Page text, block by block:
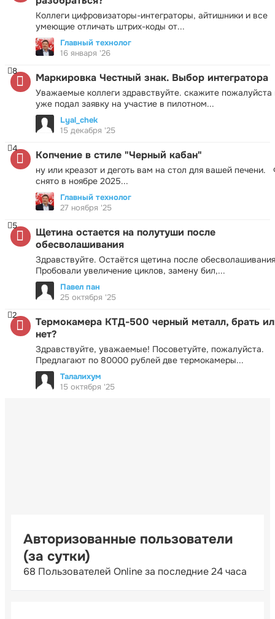
Коллеги цифровизаторы-интеграторы, айтишники и все
умеющие отличать штрих-коды от...
Главный технолог
16 января '26
Маркировка Честный знак. Выбор интегратора
Уважаемые коллеги здравствуйте. скажите пожалуйста
уже подал заявку на участие в пилотном...
8
Lyal_chek
15 декабря '25
Копчение в стиле "Черный кабан"
ну или креазот и деготь вам на стол для вашей печени.
снято в ноябре 2025...
4
Главный технолог
27 ноября '25
Щетина остается на полутуши после
обесволашивания
Здравствуйте. Остаётся щетина после
Пробовали увеличение циклов, замену бил,...
5
Павел пан
25 октября '25
Термокамера КТД-500 черный металл, брать
нет?
Здравствуйте, уважаемые! Посоветуйте, пожалуйста.
Предлагают по 80000 рублей две термокамеры...
2
Талалихум
15 октября '25
Авторизованные пользователи
(за сутки)
68 Пользователей Online за последние 24 часа